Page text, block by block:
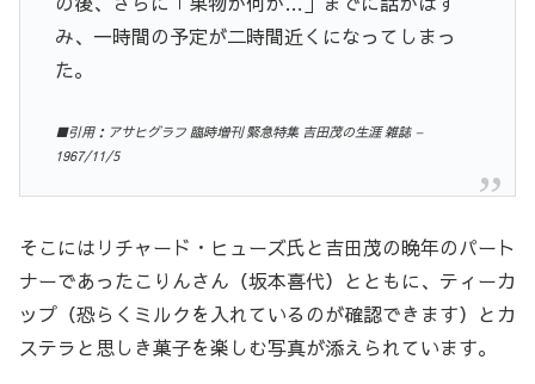
み、一時間の予定が二時間近くになってしまっ
た。
■引用：アサヒグラフ 臨時増刊 緊急特集 吉田茂の生涯 雑誌 –
1967/11/5
そこにはリチャード・ヒューズ氏と吉田茂の晩年のパート
ナーであったこりんさん（坂本喜代）とともに、ティーカ
ップ（恐らくミルクを入れているのが確認できます）とカ
ステラと思しき菓子を楽しむ写真が添えられています。